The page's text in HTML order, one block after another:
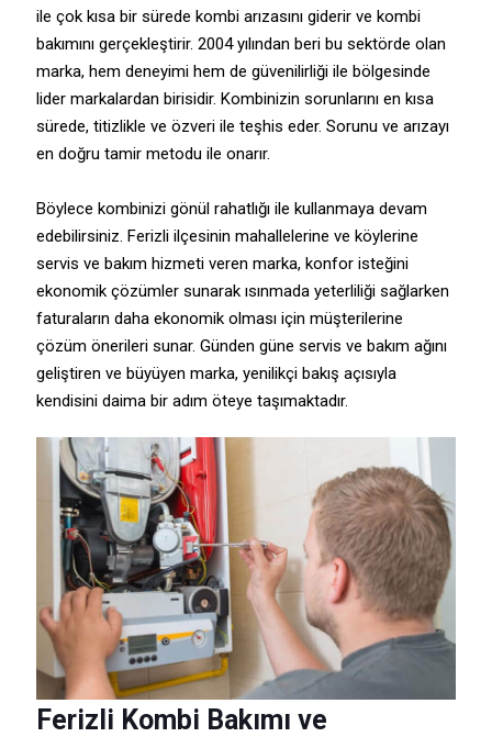
ile çok kısa bir sürede kombi arızasını giderir ve kombi
bakımını gerçekleştirir. 2004 yılından beri bu sektörde olan
marka, hem deneyimi hem de güvenilirliği ile bölgesinde
lider markalardan birisidir. Kombinizin sorunlarını en kısa
sürede, titizlikle ve özveri ile teşhis eder. Sorunu ve arızayı
en doğru tamir metodu ile onarır.
Böylece kombinizi gönül rahatlığı ile kullanmaya devam
edebilirsiniz. Ferizli ilçesinin mahallelerine ve köylerine
servis ve bakım hizmeti veren marka, konfor isteğini
ekonomik çözümler sunarak ısınmada yeterliliği sağlarken
faturaların daha ekonomik olması için müşterilerine
çözüm önerileri sunar. Günden güne servis ve bakım ağını
geliştiren ve büyüyen marka, yenilikçi bakış açısıyla
kendisini daima bir adım öteye taşımaktadır.
Ferizli Kombi Bakımı ve